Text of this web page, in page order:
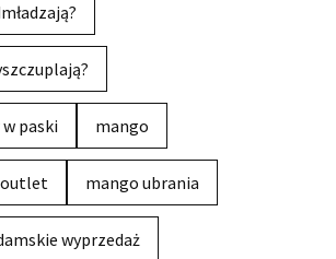
paski mango
mango ubrania
wyprzedaż